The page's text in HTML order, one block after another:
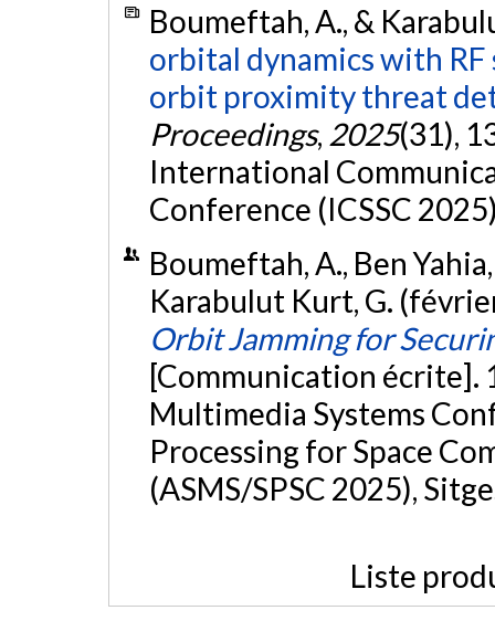
Boumeftah, A., &
orbital dynamics with
orbit proximity threat
Proceedings, 2025(31),
International
Conference (ICSSC
Boumeftah, A., Ben Yahia,
Karabulut Kurt, G.
Orbit Jamming for
[Communication écrite].
Multimedia Systems
Processing for Space
(ASMS/SPSC 2025),
Liste